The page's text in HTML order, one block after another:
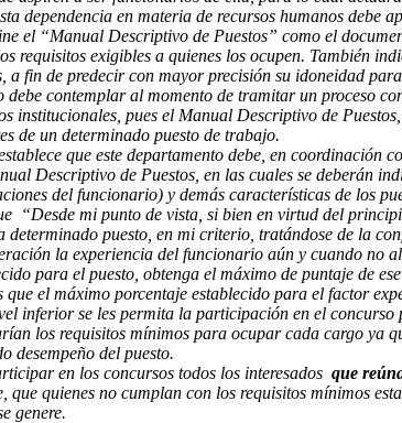
dependencia en materia de recursos humanos debe
el “Manual Descriptivo de Puestos” como el
requisitos exigibles a quienes los ocupen. También
fin de predecir con mayor precisión su idoneidad
debe contemplar al momento de tramitar un proceso
institucionales, pues el Manual Descriptivo de
de un determinado puesto de trabajo.
que este departamento debe, en coordinación
Descriptivo de Puestos, en las cuales se deberán
del funcionario) y demás características de los
“Desde mi punto de vista, si bien en virtud del
puesto, en mi criterio, tratándose de la
la experiencia del funcionario aún y cuando no
para el puesto, obtenga el máximo de puntaje de
el máximo porcentaje establecido para el factor
inferior se les permita la participación en el
los requisitos mínimos para ocupar cada cargo
desempeño del puesto.
en los concursos todos los interesados que
que quienes no cumplan con los requisitos mínimos
genere.